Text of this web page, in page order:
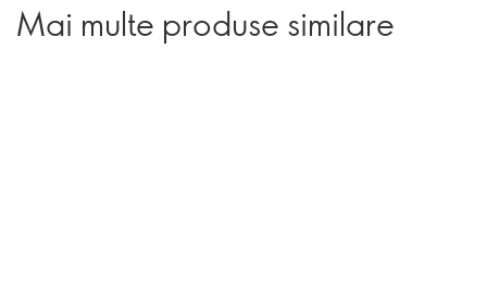
Mai multe produse similare